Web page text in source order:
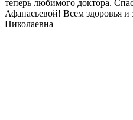
теперь любимого доктора.
Афанасьевой! Всем здоровья и
Николаевна